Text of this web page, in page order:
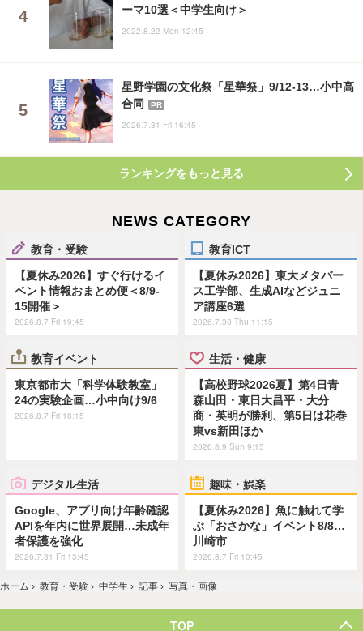
ーマ10選＜中学生向け＞
2022.8.22 Mon 12:45
星野学園の文化祭「星華祭」9/12-13…小中高
合同
PR
2026.7.31 Fri 16:45
ランキングをもっと見る
NEWS CATEGORY
教育・受験
【夏休み2026】すぐ行けるイ
ベント情報おまとめ便＜8/9-
15開催＞
2026.8.7 Fri 19:45
教育ICT
【夏休み2026】東大メタバー
ス工学部、生成AIなどジュニ
ア講座6選
2026.7.30 Thu 11:15
教育イベント
東京都市大「科学体験教室」
24の実験企画…小中向け9/6
2026.8.7 Fri 18:15
生活・健康
【高校野球2026夏】第4日青
森山田・東日大昌平・大分
商・英明が勝利、第5日は花巻
東vs新田ほか
2026.8.9 Sun 9:15
デジタル生活
Google、アプリ向け年齢確認
APIを年内に世界展開…未成年
者保護を強化
2026.7.31 Fri 13:45
趣味・娯楽
【夏休み2026】魚に触れて学
ぶ「おさかな」イベント8/8…
川崎市
2026.8.7 Fri 10:45
ホーム › 教育・受験 › 中学生 › 記事 › 写真・画像
TOP